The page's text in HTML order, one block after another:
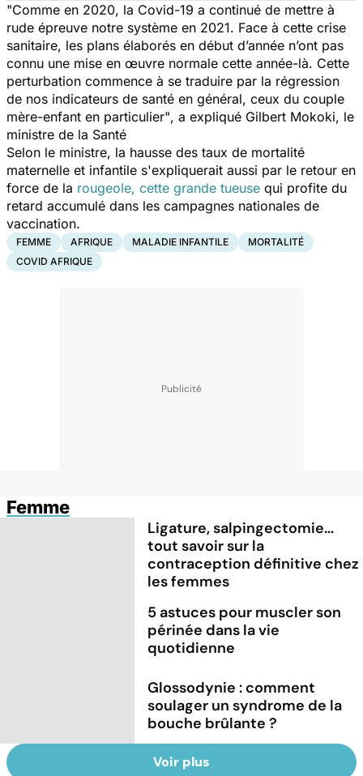
"Comme en 2020, la Covid-19 a continué de mettre à
rude épreuve notre système en 2021. Face à cette crise
sanitaire, les plans élaborés en début d’année n’ont pas
connu une mise en œuvre normale cette année-là. Cette
perturbation commence à se traduire par la régression
de nos indicateurs de santé en général, ceux du couple
mère-enfant en particulier", a expliqué Gilbert Mokoki, le
ministre de la Santé
Selon le ministre, la hausse des taux de mortalité
maternelle et infantile s'expliquerait aussi par le retour en
force de la rougeole, cette grande tueuse qui profite du
retard accumulé dans les campagnes nationales de
vaccination.
FEMME AFRIQUE MALADIE INFANTILE
MORTALITÉ
COVID AFRIQUE
Femme
Ligature, salpingectomie...
tout savoir sur la
contraception définitive chez
les femmes
5 astuces pour muscler son
périnée dans la vie
quotidienne
Glossodynie : comment
soulager un syndrome de la
bouche brûlante ?
Voir plus